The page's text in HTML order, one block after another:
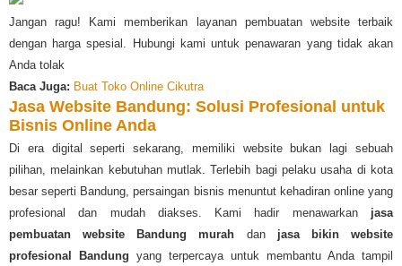
Jangan ragu! Kami memberikan layanan pembuatan website terbaik
dengan harga spesial. Hubungi kami untuk penawaran yang tidak akan
Anda tolak
Baca Juga: Buat Toko Online Cikutra
Jasa Website Bandung: Solusi Profesional untuk
Bisnis Online Anda
Di era digital seperti sekarang, memiliki website bukan lagi sebuah
pilihan, melainkan kebutuhan mutlak. Terlebih bagi pelaku usaha di kota
besar seperti Bandung, persaingan bisnis menuntut kehadiran online yang
profesional dan mudah diakses. Kami hadir menawarkan jasa
pembuatan website Bandung murah dan jasa bikin website
profesional Bandung yang terpercaya untuk membantu Anda tampil